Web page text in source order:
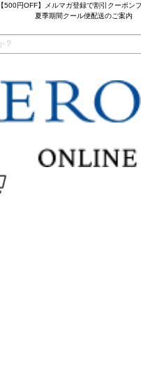
【500円OFF】メルマガ登録で割引クーポン
夏季期間クール便配送のご案内